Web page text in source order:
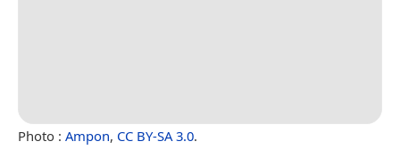
Photo : Ampon, CC BY-SA 3.0.